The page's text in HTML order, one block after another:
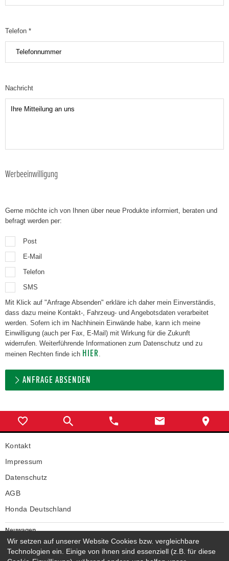
Telefon *
Nachricht
Werbeeinwilligung
Gerne möchte ich von Ihnen über neue Produkte informiert, beraten und
befragt werden per:
Post
E-Mail
Telefon
SMS
Mit Klick auf "Anfrage Absenden" erkläre ich daher mein Einverständis,
dass dazu meine Kontakt-, Fahrzeug- und Angebotsdaten verarbeitet
werden. Sofern ich im Nachhinein Einwände habe, kann ich meine
Einwilligung (auch per Fax, E-Mail) mit Wirkung für die Zukunft
widerrufen. Weiterführende Informationen zum Datenschutz und zu
meinen Rechten finde ich HIER.
ANFRAGE ABSENDEN
Kontakt
Impressum
Datenschutz
AGB
Honda Deutschland
Neuwagen
Honda Neuwagen
Gebrauchtwagen
Wir setzen auf unserer Website Cookies bzw. vergleichbare
Technologien ein. Einige von ihnen sind essenziell (z.B. für diese